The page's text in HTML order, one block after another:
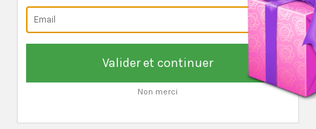
Valider et continuer
Non merci